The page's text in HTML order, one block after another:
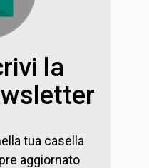
la
tua casella
aggiornato